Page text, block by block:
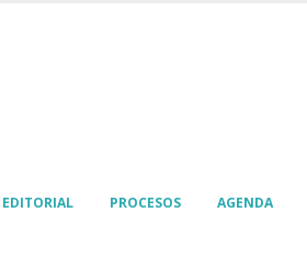
EDITORIAL PROCESOS AGENDA